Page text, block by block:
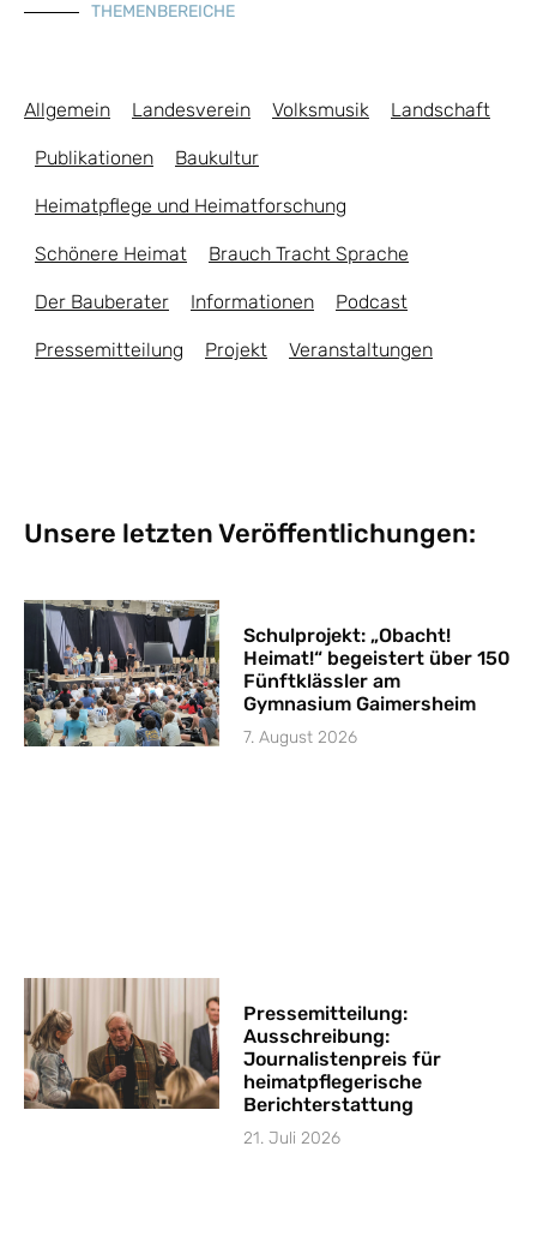
THEMENBEREICHE
Allgemein Landesverein Volksmusik Landschaft
Publikationen Baukultur
Heimatpflege und Heimatforschung
Schönere Heimat Brauch Tracht Sprache
Der Bauberater Informationen Podcast
Pressemitteilung Projekt Veranstaltungen
Unsere letzten Veröffentlichungen:
Schulprojekt: „Obacht!
Heimat!“ begeistert über 150
Fünftklässler am
Gymnasium Gaimersheim
7. August 2026
Pressemitteilung:
Ausschreibung:
Journalistenpreis für
heimatpflegerische
Berichterstattung
21. Juli 2026